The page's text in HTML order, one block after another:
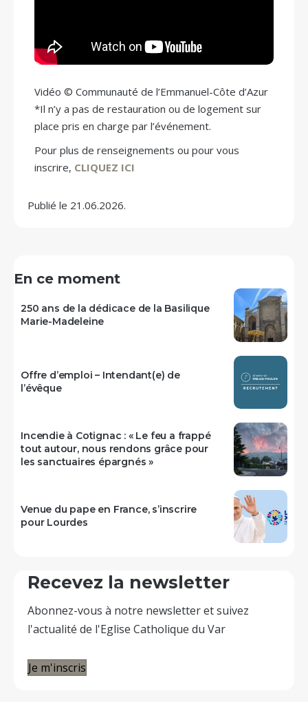
Vidéo © Communauté de l’Emmanuel-Côte d’Azur
*Il n’y a pas de restauration ou de logement sur
place pris en charge par l’événement.
Pour plus de renseignements ou pour vous
inscrire, CLIQUEZ ICI
Publié le 21.06.2026.
En ce moment
250 ans de la dédicace de la Basilique
Marie-Madeleine
Offre d’emploi – Intendant(e) de
l’évêque
Incendie à Cotignac : « Le feu a frappé
tout autour, nous rendons grâce pour
les sanctuaires épargnés »
Venue du pape en France, s’inscrire
pour Lourdes
Recevez la newsletter
Abonnez-vous à notre newsletter et suivez
l'actualité de l'Eglise Catholique du Var
Je m'inscris